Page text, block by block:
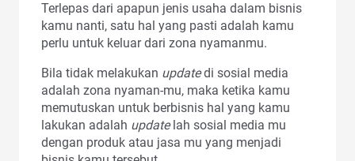
Terlepas dari apapun jenis usaha dalam bisnis
kamu nanti, satu hal yang pasti adalah kamu
perlu untuk keluar dari zona nyamanmu.
Bila tidak melakukan updatedi sosial media
adalah zona nyaman-mu, maka ketika kamu
memutuskan untuk berbisnis hal yang kamu
lakukan adalah updatelah sosial media mu
dengan produk atau jasa mu yang menjadi